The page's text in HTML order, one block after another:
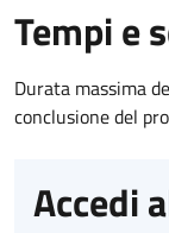
Tempi e
Durata massima
conclusione del
Accedi